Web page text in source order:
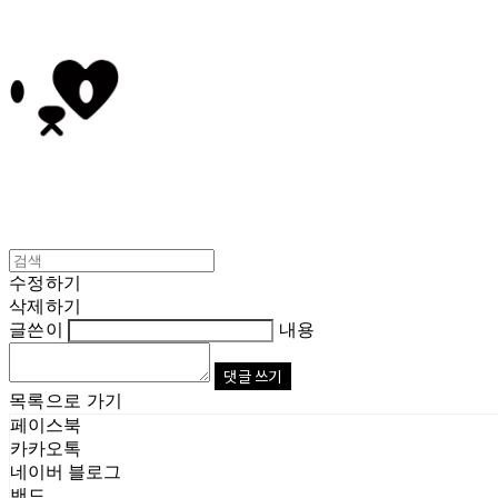
수정하기
삭제하기
글쓴이
내용
댓글 쓰기
목록으로 가기
페이스북
카카오톡
네이버 블로그